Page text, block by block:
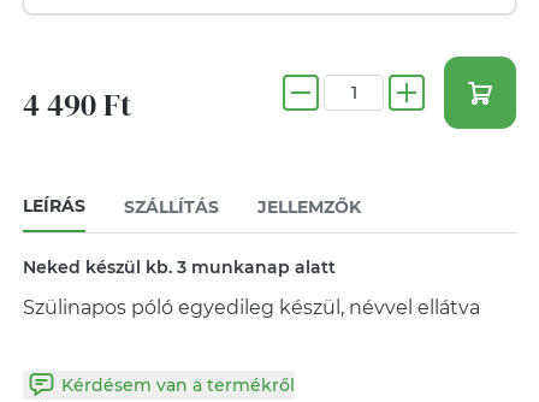
4 490 Ft
LEÍRÁS SZÁLLÍTÁS JELLEMZŐK
Neked készül kb. 3 munkanap alatt
Szülinapos póló egyedileg készül, névvel ellátva
Kérdésem van a termékről